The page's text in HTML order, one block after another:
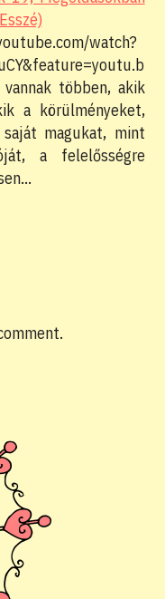
watch?
többen, akik
a körülményeket,
magukat, mint
a felelősségre